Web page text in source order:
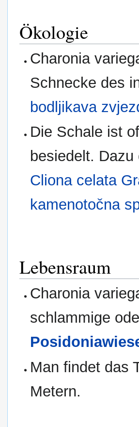
Ökologie
Charonia
Schnecke des
bodljikava
Die Schale ist
besiedelt.
Cliona celata
kamenotočna
Lebensraum
Charonia
schlammige
Man findet das
Metern.